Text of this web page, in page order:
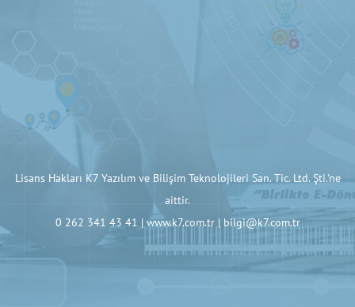
Lisans Hakları K7 Yazılım ve Bilişim Teknolojileri San. Tic. Ltd. Şti.'ne
aittir.
0 262 341 43 41 | www.k7.com.tr| bilgi@k7.com.tr